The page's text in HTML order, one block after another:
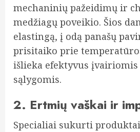
mechaninių pažeidimų ir
medžiagų poveikio. Šios
elastingą, į odą panašų
prisitaiko prie
išlieka efektyvus įvairiomis
sąlygomis.
2. Ertmių vaškai ir
Specialiai sukurti